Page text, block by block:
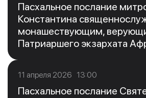
Пасхальное послание
Константина
монашествующим,
Патриаршего экзархата
11 апреля 2026 13:00
Пасхальное послание